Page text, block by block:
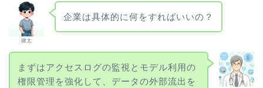
健太
企業は具体的に何をすればいいの？
まずはアクセスログの監視とモデル利用の
権限管理を強化して、データの外部流出を